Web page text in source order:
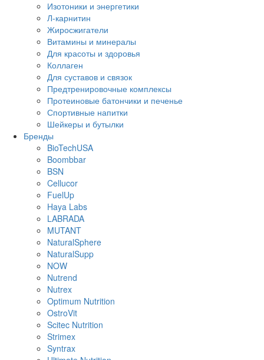
Изотоники и энергетики
Л-карнитин
Жиросжигатели
Витамины и минералы
Для красоты и здоровья
Коллаген
Для суставов и связок
Предтренировочные комплексы
Протеиновые батончики и печенье
Спортивные напитки
Шейкеры и бутылки
Бренды
BioTechUSA
Boombbar
BSN
Cellucor
FuelUp
Haya Labs
LABRADA
MUTANT
NaturalSphere
NaturalSupp
NOW
Nutrend
Nutrex
Optimum Nutrition
OstroVit
Scitec Nutrition
Strimex
Syntrax